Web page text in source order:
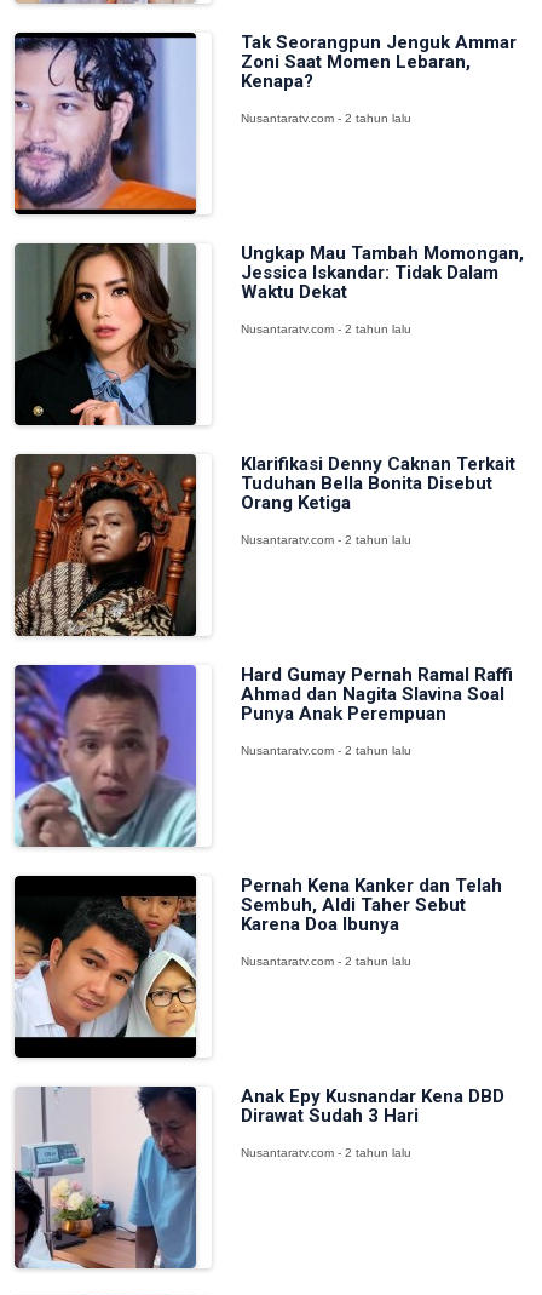
Tak Seorangpun Jenguk Ammar
Zoni Saat Momen Lebaran,
Kenapa?
Nusantaratv.com - 2 tahun lalu
Ungkap Mau Tambah Momongan,
Jessica Iskandar: Tidak Dalam
Waktu Dekat
Nusantaratv.com - 2 tahun lalu
Klarifikasi Denny Caknan Terkait
Tuduhan Bella Bonita Disebut
Orang Ketiga
Nusantaratv.com - 2 tahun lalu
Hard Gumay Pernah Ramal Raffi
Ahmad dan Nagita Slavina Soal
Punya Anak Perempuan
Nusantaratv.com - 2 tahun lalu
Pernah Kena Kanker dan Telah
Sembuh, Aldi Taher Sebut
Karena Doa Ibunya
Nusantaratv.com - 2 tahun lalu
Anak Epy Kusnandar Kena DBD
Dirawat Sudah 3 Hari
Nusantaratv.com - 2 tahun lalu